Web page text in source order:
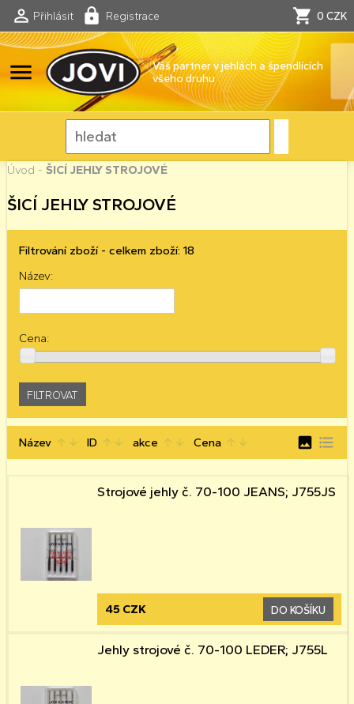
Přihlásit Registrace 0 CZK
menu
Váš partner v jehlách a špendlících
všeho druhu
Úvod - ŠICÍ JEHLY STROJOVÉ
ŠICÍ JEHLY STROJOVÉ
Filtrování zboží - celkem zboží: 18
Název:
Cena:
Název arrow_upward arrow_downward ID arrow_upward arrow_downward akce arrow_upward arrow_downward Cena arrow_upward arrow_downward image format_list_bulleted
Strojové jehly č. 70-100 JEANS; J755JS
45 CZK DO KOŠÍKU
Jehly strojové č. 70-100 LEDER; J755L